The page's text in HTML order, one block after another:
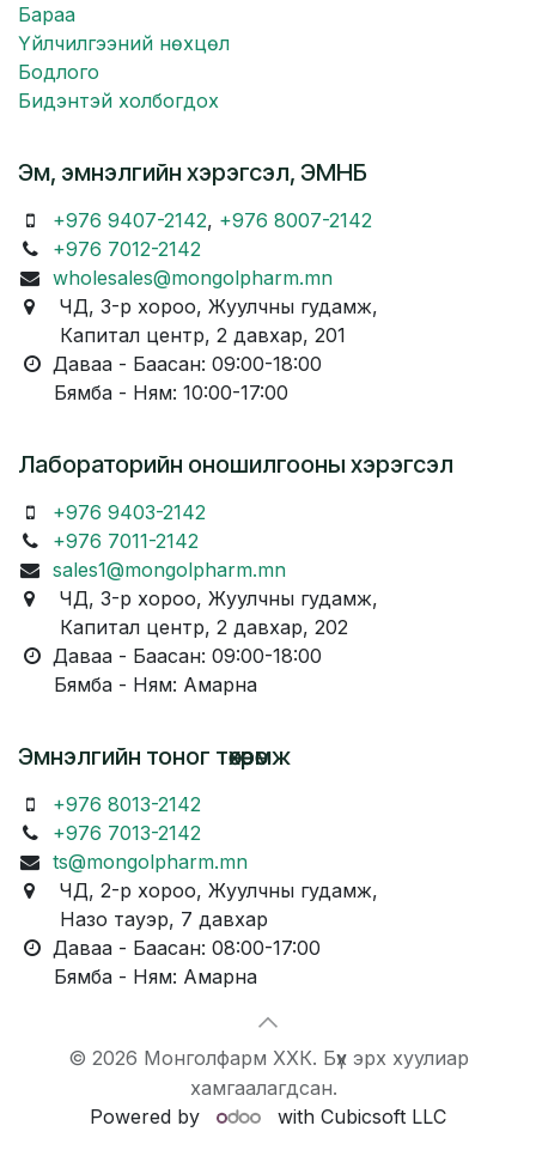
Бараа
Үйлчилгээний нөхцөл
Бодлого
Бидэнтэй холбогдох
Эм, эмнэлгийн хэрэгсэл, ЭМНБ
+976 9407-2142, +976 8007-2142
+976 7012-2142
wholesales@mongolpharm.mn
ЧД, 3-р хороо, Жуулчны гудамж,
Капитал центр, 2 давхар, 201
Даваа - Баасан: 09:00-18:00
Бямба - Ням: 10:00-17:00
Лабораторийн оношилгооны хэрэгсэл
+976 9403-2142
+976 7011-2142
sales1@mongolpharm.mn
ЧД, 3-р хороо, Жуулчны гудамж,
Капитал центр, 2 давхар, 202
Даваа - Баасан: 09:00-18:00
Бямба - Ням: Амарна
Эмнэлгийн тоног төхөөрөмж
+976 8013-2142
+976 7013-2142
ts@mongolpharm.mn
ЧД, 2-р хороо, Жуулчны гудамж,
Назо тауэр, 7 давхар
Даваа - Баасан: 08:00-17:00
Бямба - Ням: Амарна
© 2026 Монголфарм ХХК. Бүх эрх хуулиар
хамгаалагдсан.
Powered by
with Cubicsoft LLC